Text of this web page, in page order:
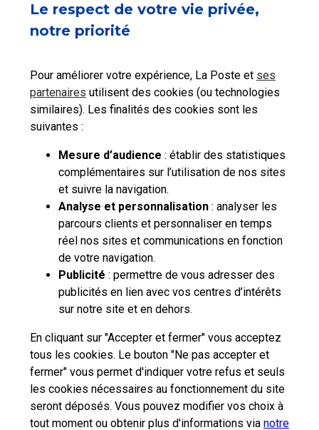
Le respect de votre vie privée,
notre priorité
Pour améliorer votre expérience, La Poste et ses
partenaires utilisent des cookies (ou technologies
similaires). Les finalités des cookies sont les
suivantes :
Mesure d’audience : établir des statistiques
complémentaires sur l’utilisation de nos sites
et suivre la navigation.
Analyse et personnalisation : analyser les
parcours clients et personnaliser en temps
réel nos sites et communications en fonction
de votre navigation.
Publicité : permettre de vous adresser des
publicités en lien avec vos centres d’intérêts
sur notre site et en dehors.
En cliquant sur "Accepter et fermer" vous acceptez
tous les cookies. Le bouton "Ne pas accepter et
fermer" vous permet d'indiquer votre refus et seuls
les cookies nécessaires au fonctionnement du site
seront déposés. Vous pouvez modifier vos choix à
tout moment ou obtenir plus d'informations via notre